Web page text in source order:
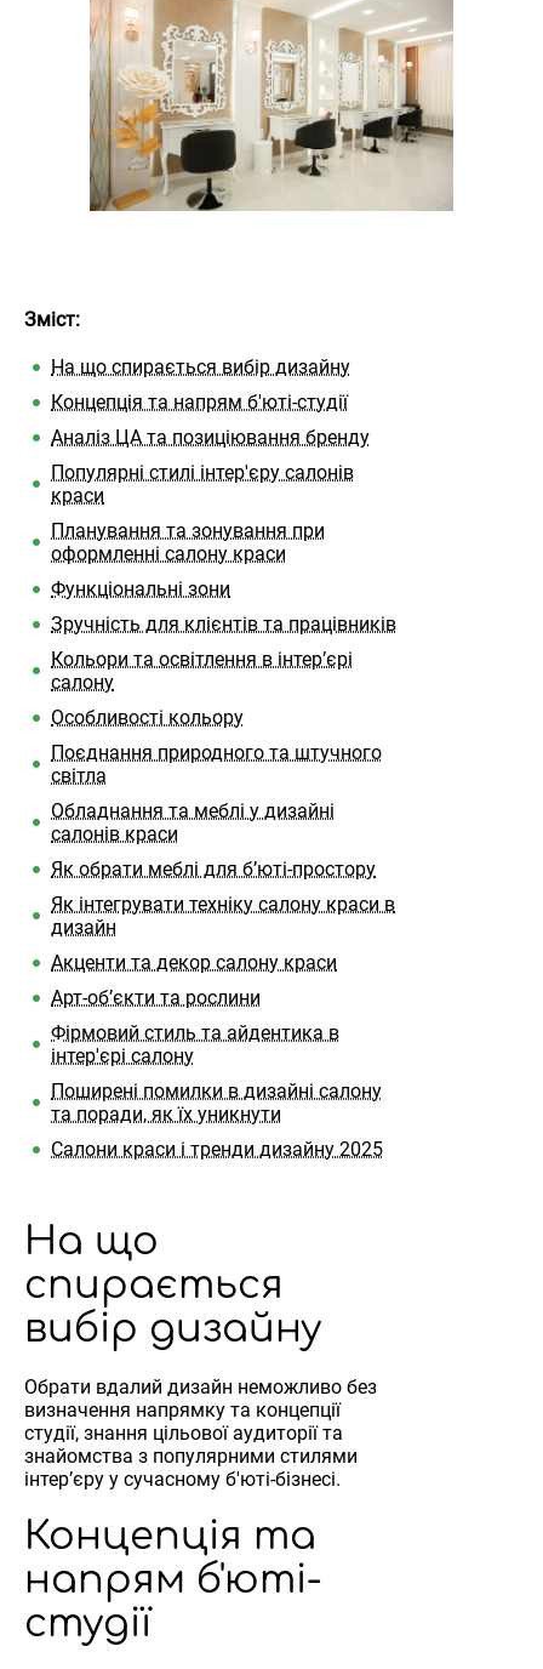
Зміст:
На що спирається вибір дизайну
Концепція та напрям б'юті-студії
Аналіз ЦА та позиціювання бренду
Популярні стилі інтер'єру салонів
краси
Планування та зонування при
оформленні салону краси
Функціональні зони
Зручність для клієнтів та працівників
Кольори та освітлення в інтер’єрі
салону
Особливості кольору
Поєднання природного та штучного
світла
Обладнання та меблі у дизайні
салонів краси
Як обрати меблі для б’юті-простору
Як інтегрувати техніку салону краси в
дизайн
Акценти та декор салону краси
Арт-об’єкти та рослини
Фірмовий стиль та айдентика в
інтер'єрі салону
Поширені помилки в дизайні салону
та поради, як їх уникнути
Салони краси і тренди дизайну 2025
На що
спирається
вибір дизайну
Обрати вдалий дизайн неможливо без
визначення напрямку та концепції
студії, знання цільової аудиторії та
знайомства з популярними стилями
інтер’єру у сучасному б'юті-бізнесі.
Концепція та
напрям б'юті-
студії